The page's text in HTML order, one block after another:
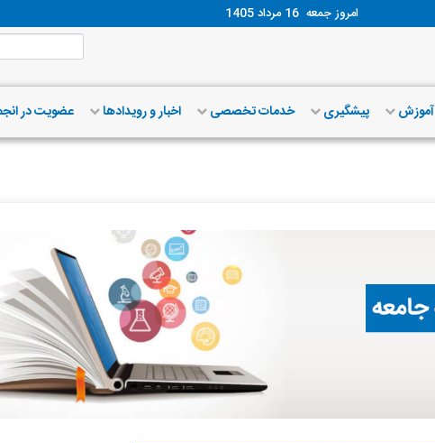
امروز جمعه 16 مرداد 1405
آموزش پیشگیری خدمات تخصصی اخبار و رویدادها عضویت در